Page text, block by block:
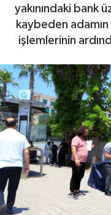
yakınındaki bank
kaybeden
işlemlerinin
Haberde İnsan
Magazin
Manşet Altı
Manşetler
Resmi İlan
Sağlık